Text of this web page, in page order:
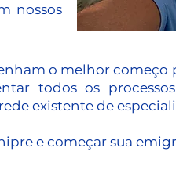
nossos
o melhor começo
todos os
existente de
e começar sua